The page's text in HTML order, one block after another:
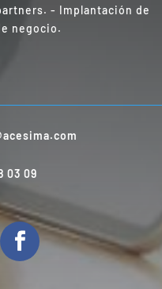
- Implantación de
negocio.
03 09